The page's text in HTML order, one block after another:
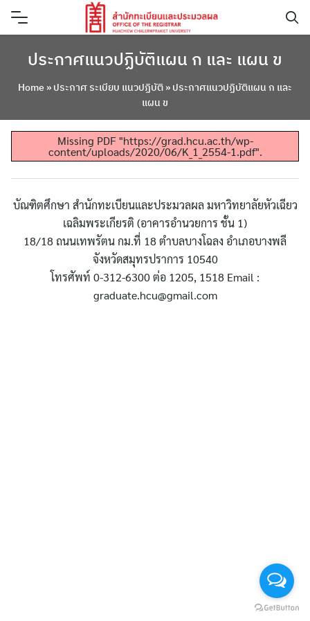
Skip
ประกาศแนวปฏิบัติแผน ก และ แผน ข
Home » ประกาศ ระเบียบ แนวปฏิบัติ » ประกาศแนวปฏิบัติแผน ก และ
แผน ข
Missing PDF "https://grad.hcu.ac.th/wp-
content/uploads/2020/06/K_1_2554-1.pdf".
บัณฑิตศึกษา สำนักทะเบียนและประมวลผล มหาวิทยาลัยหัวเฉียว
เฉลิมพระเกียรติ (อาคารอำนวยการ ชั้น 1)
18/18 ถนนเทพรัตน กม.ที่ 18 ตำบลบางโฉลง อำเภอบางพลี
จังหวัดสมุทรปราการ 10540
โทรศัพท์ 0-312-6300 ต่อ 1205, 1518 Email :
graduate.hcu@gmail.com